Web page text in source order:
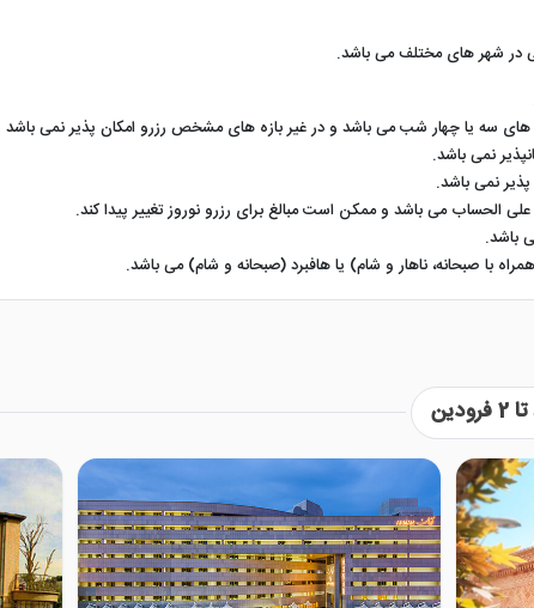
در شهر های مختلف می باشد.